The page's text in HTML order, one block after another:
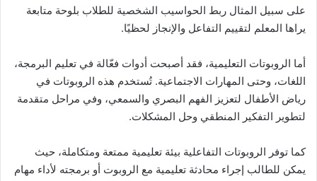
على سبيل المثال ربط الحواسيب الشخصية للطلاب بلوحة متابعة
يراها المعلم لتقييم التفاعل والإنجاز لحظيًا.
أما الروبوتات التعليمية، فقد أصبحت أدوات فعّالة في تعليم البرمجة،
اللغات، وحتى المهارات الاجتماعية. تُستخدم هذه الروبوتات في
رياض الأطفال لتعزيز الفهم البصري والسمعي، وفي مراحل متقدمة
لتطوير التفكير المنطقي وحل المشكلات.
كما توفر الروبوتات التفاعلية بيئة تعليمية ممتعة ومتكاملة، حيث
يمكن للطالب إجراء محادثة تعليمية مع الروبوت أو برمجته لأداء مهام